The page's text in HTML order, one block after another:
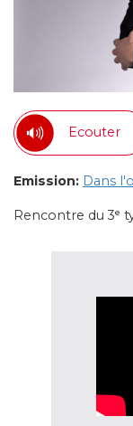
Ecouter
Emission: Dans
Rencontre du 3ᵉ